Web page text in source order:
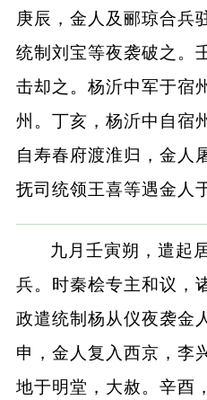
庚辰，金人及郦琼合兵
统制刘宝等夜袭破之。
击却之。杨沂中军于宿
州。丁亥，杨沂中自宿
自寿春府渡淮归，金人
抚司统领王喜等遇金人
九月壬寅朔，遣起
兵。时秦桧专主和议，
政遣统制杨从仪夜袭金
申，金人复入西京，李
地于明堂，大赦。辛酉